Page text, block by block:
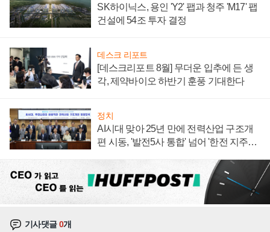
SK하이닉스, 용인 'Y2' 팹과 청주 'M17' 팹
건설에 54조 투자 결정
데스크 리포트
[데스크리포트 8월] 무더운 입추에 든 생
각, 제약바이오 하반기 훈풍 기대한다
정치
AI시대 맞아 25년 만에 전력산업 구조개
편 시동, '발전5사 통합' 넘어 '한전 지주사'
기사댓글0개